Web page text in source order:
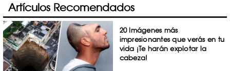
Artículos Recomendados
20 Imágenes más
impresionantes que verás en tu
vida ¡Te harán explotar la
cabeza!